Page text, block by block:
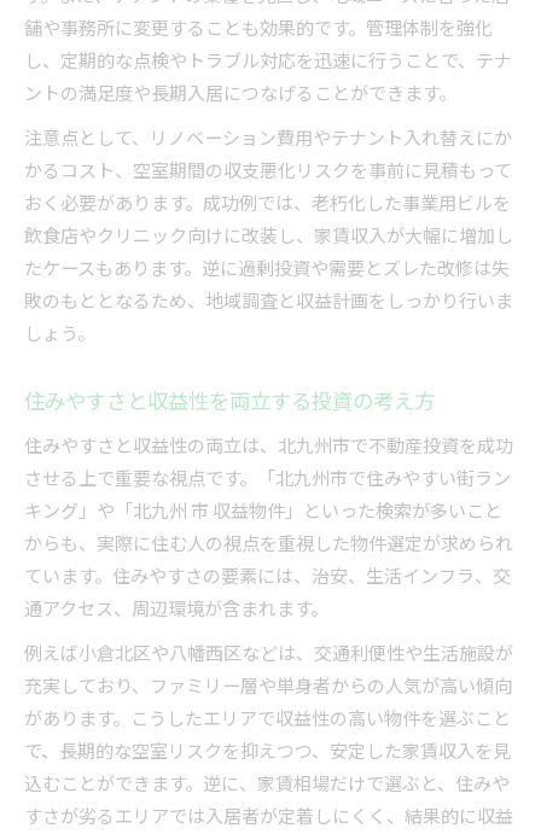
舗や事務所に変更することも効果的です。管理体制を強化
し、定期的な点検やトラブル対応を迅速に行うことで、テナ
ントの満足度や長期入居につなげることができます。
注意点として、リノベーション費用やテナント入れ替えにか
かるコスト、空室期間の収支悪化リスクを事前に見積もって
おく必要があります。成功例では、老朽化した事業用ビルを
飲食店やクリニック向けに改装し、家賃収入が大幅に増加し
たケースもあります。逆に過剰投資や需要とズレた改修は失
敗のもととなるため、地域調査と収益計画をしっかり行いま
しょう。
住みやすさと収益性を両立する投資の考え方
住みやすさと収益性の両立は、北九州市で不動産投資を成功
させる上で重要な視点です。「北九州市で住みやすい街ラン
キング」や「北九州 市 収益物件」といった検索が多いこと
からも、実際に住む人の視点を重視した物件選定が求められ
ています。住みやすさの要素には、治安、生活インフラ、交
通アクセス、周辺環境が含まれます。
例えば小倉北区や八幡西区などは、交通利便性や生活施設が
充実しており、ファミリー層や単身者からの人気が高い傾向
があります。こうしたエリアで収益性の高い物件を選ぶこと
で、長期的な空室リスクを抑えつつ、安定した家賃収入を見
込むことができます。逆に、家賃相場だけで選ぶと、住みや
すさが劣るエリアでは入居者が定着しにくく、結果的に収益